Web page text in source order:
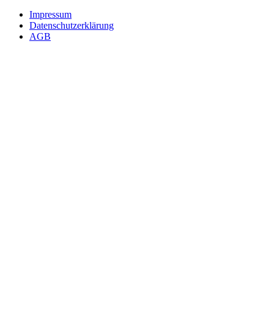
Impressum
Datenschutzerklärung
AGB